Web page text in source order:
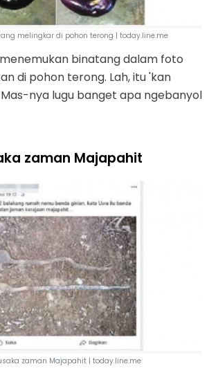
melingkar di pohon terong | today.line.me
binatang dalam foto
di pohon terong. Lah, itu 'kan
nya lugu banget apa ngebanyol
zaman Majapahit
zaman Majapahit | today.line.me